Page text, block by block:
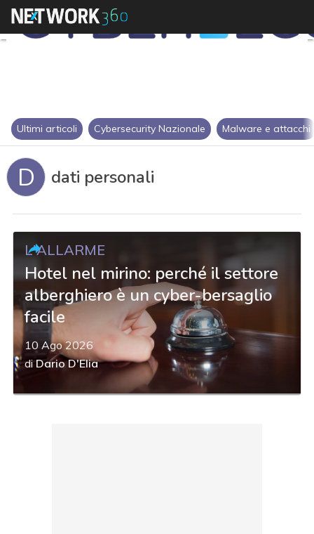
Ultimi articoli Cybersecurity Nazionale Malware e attacchi
D dati personali
L'ALLARME
Hotel nel mirino: perché il settore
alberghiero è un cyber-bersaglio
facile
10 Ago 2026
diDario D'Elia